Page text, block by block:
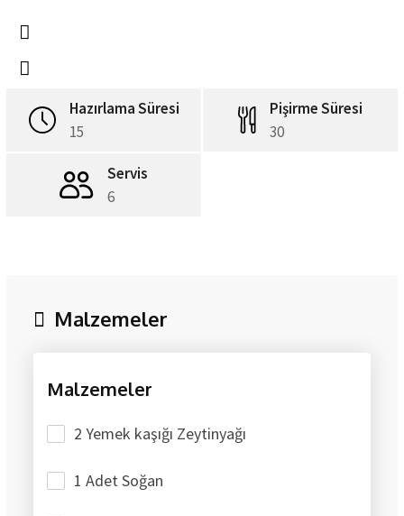
Hazırlama Süresi
15
Pişirme Süresi
30
Servis
6
Malzemeler
Malzemeler
2 Yemek kaşığı Zeytinyağı
1 Adet Soğan